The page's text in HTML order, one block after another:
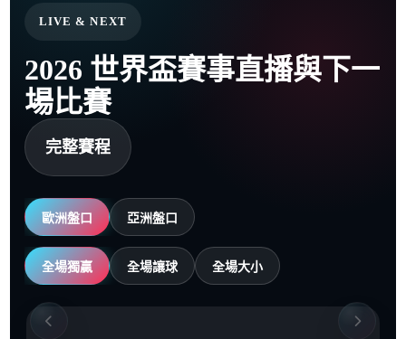
LIVE & NEXT
2026 世界盃賽事直播與下一
場比賽
完整賽程
歐洲盤口 亞洲盤口
全場獨贏 全場讓球 全場大小